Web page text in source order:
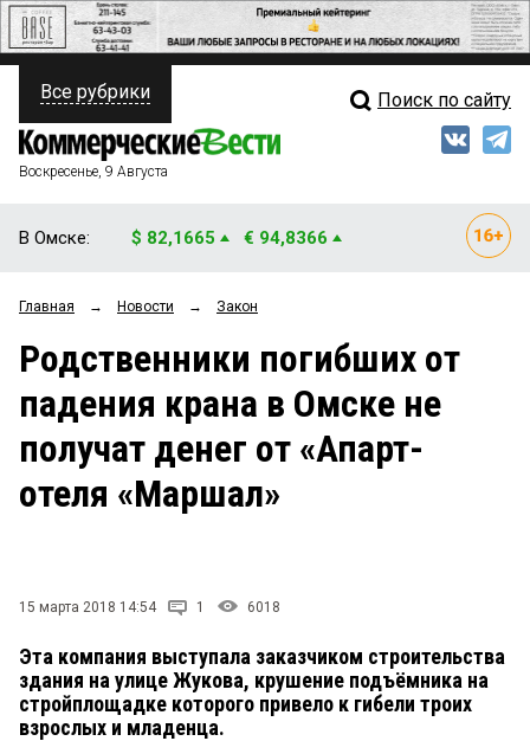
ПОЛИТИКА
ФИНАНСЫ
ОБЩЕСТВО
ЗАКОН
НОВОСТИ КОМПАНИЙ
ПРОИСШЕСТВИЯ
Свежий выпуск
Рейтинги
Блоги
Архив
Все рубрики Поиск по сайту
Воскресенье, 9 Августа
В Омске: $ 82,1665 € 94,8366
Главная → Новости → Закон
Родственники погибших от
падения крана в Омске не
получат денег от «Апарт-
отеля «Маршал»
15 марта 2018 14:54 1 6018
Эта компания выступала заказчиком строительства
здания на улице Жукова, крушение подъёмника на
стройплощадке которого привело к гибели троих
взрослых и младенца.